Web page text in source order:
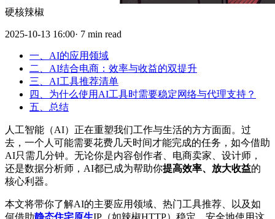
硬核辣椒
2025-10-13 16:00· 7 min read
一、AI的应用领域
二、AI结合电商：效率与收益的双提升
三、AI工具推荐清单
四、为什么使用AI工具时需要稳定网络与代理支持？
五、总结
人工智能（AI）正在重塑我们工作与生活的方方面面。过
去，一个人可能需要花费几天时间才能完成的任务，如今借助
AI只需几分钟。无论你是内容创作者、电商卖家、设计师，
还是数据分析师，AI都已成为帮助你提高效率、放大收益的
核心利器。
本文将带你了解AI的主要应用领域、热门工具推荐、以及如
何借助静态住宅原生IP（如辣椒HTTP）稳定、安全地使用这